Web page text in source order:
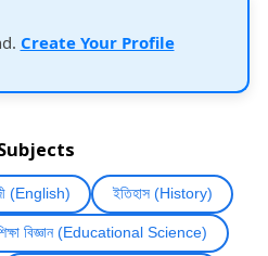
Create Your Profile
(English) ইতিহাস (History)
বিজ্ঞান (Educational Science)